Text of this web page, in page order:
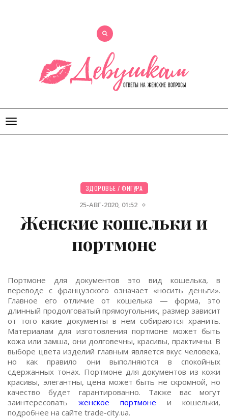
Открыть
меню
ЗДОРОВЬЕ /ФИГУРА
25-АВГ-2020, 01:52
Женские кошельки и
портмоне
Портмоне для документов это вид кошелька, в
переводе с французского означает «носить деньги».
Главное его отличие от кошелька — форма, это
длинный продолговатый прямоугольник, размер зависит
от того какие документы в нем собираются хранить.
Материалам для изготовления портмоне может быть
кожа или замша, они долговечны, красивы, практичны. В
выборе цвета изделий главным является вкус человека,
но как правило они выполняются в спокойных
сдержанных тонах. Портмоне для документов из кожи
красивы, элегантны, цена может быть не скромной, но
качество будет гарантированно. Также вас могут
заинтересовать женское портмоне и кошельки,
подробнее на сайте trade-city.ua.